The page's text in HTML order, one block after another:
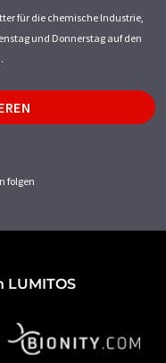
für die chemische Industrie,
und Donnerstag auf den
folgen
LUMITOS